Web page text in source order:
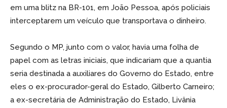
em uma blitz na BR-101, em João Pessoa, após policiais
interceptarem um veículo que transportava o dinheiro.
Segundo o MP, junto com o valor, havia uma folha de
papel com as letras iniciais, que indicariam que a quantia
seria destinada a auxiliares do Governo do Estado, entre
eles o ex-procurador-geral do Estado, Gilberto Carneiro;
a ex-secretária de Administração do Estado, Livânia